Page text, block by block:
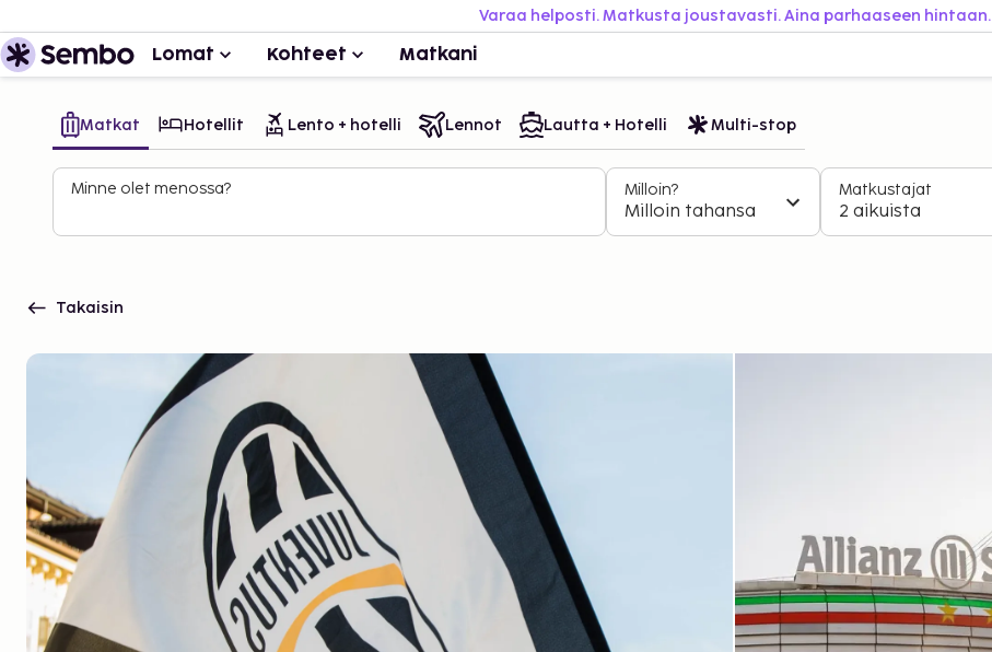
Varaa helposti. Matkusta joustavasti. Aina parhaaseen hintaan.
Lomat Kohteet Matkani
Matkat Hotellit Lento + hotelli Lennot Lautta + Hotelli Multi-stop
Minne olet menossa? Milloin?
Milloin tahansa
Matkustajat
2 aikuista
Takaisin